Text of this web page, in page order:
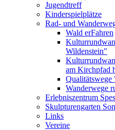
Jugendtreff
Kinderspielplätze
Rad- und
Wald erFahren
Wildenstein"
am Kirchpfad
Qualitätswege
Wanderwege
Erlebniszentrum
Skulpturengarten
Links
Vereine